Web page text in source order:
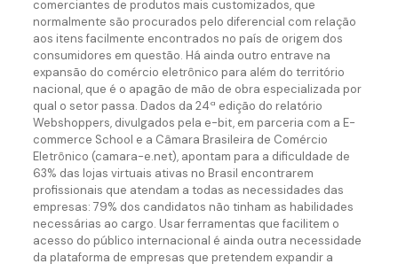
comerciantes de produtos mais customizados, que
normalmente são procurados pelo diferencial com relação
aos itens facilmente encontrados no país de origem dos
consumidores em questão. Há ainda outro entrave na
expansão do comércio eletrônico para além do território
nacional, que é o apagão de mão de obra especializada por
qual o setor passa. Dados da 24ª edição do relatório
Webshoppers, divulgados pela e-bit, em parceria com a E-
commerce School e a Câmara Brasileira de Comércio
Eletrônico (camara-e.net), apontam para a dificuldade de
63% das lojas virtuais ativas no Brasil encontrarem
profissionais que atendam a todas as necessidades das
empresas: 79% dos candidatos não tinham as habilidades
necessárias ao cargo. Usar ferramentas que facilitem o
acesso do público internacional é ainda outra necessidade
da plataforma de empresas que pretendem expandir a